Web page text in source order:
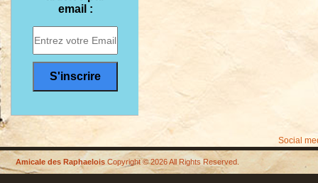
email :
Social
Amicale des RaphaeloisCopyright © 2026 All Rights Reserved.